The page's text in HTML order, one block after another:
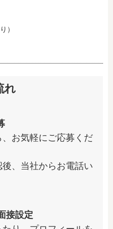
）
れ
お気軽にご応募くだ
、当社からお電話い
接設定